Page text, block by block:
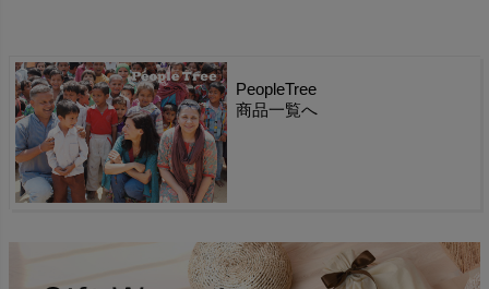
PeopleTree
商品一覧へ